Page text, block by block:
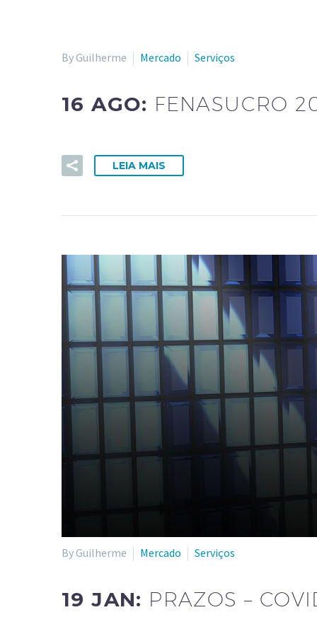
By Guilherme Mercado Serviços
16 AGO: FENASUCRO
LEIA MAIS
By Guilherme Mercado Serviços
19 JAN: PRAZOS –